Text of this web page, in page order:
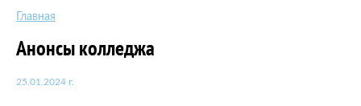
Главная
Анонсы колледжа
25.01.2024 г.